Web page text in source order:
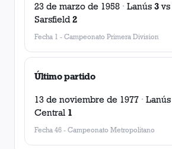
23 de marzo de 1958 · Lanús 3vs
Sarsfield 2
Fecha 1 - Campeonato Primera Division
Último partido
13 de noviembre de 1977 · Lanús
Central 1
Fecha 46 - Campeonato Metropolitano